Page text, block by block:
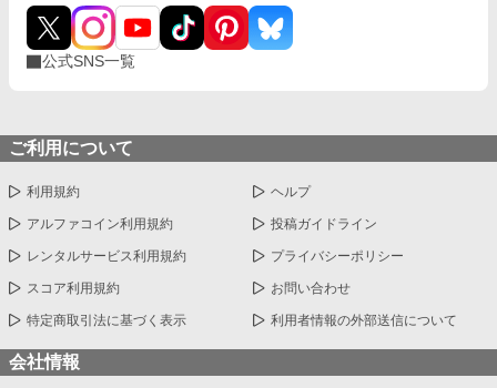
公式SNS一覧
ご利用について
利用規約 ヘルプ
アルファコイン利用規約 投稿ガイドライン
レンタルサービス利用規約 プライバシーポリシー
スコア利用規約 お問い合わせ
特定商取引法に基づく表示 利用者情報の外部送信について
会社情報